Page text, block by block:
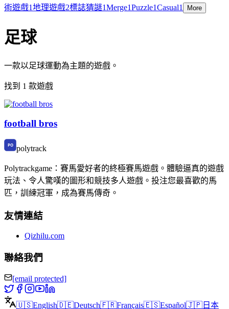
術遊戲1地理遊戲2標誌猜謎1Merge1Puzzle1Casual1 More
足球
一款以足球運動為主題的遊戲。
找到 1 款遊戲
football bros
polytrack
Polytrackgame：賽馬愛好者的終極賽馬遊戲。體驗逼真的遊戲
玩法、令人驚嘆的圖形和競技多人遊戲。投注您最喜歡的馬
匹，訓練冠軍，成為賽馬傳奇。
友情連結
Qizhilu.com
聯絡我們
[email protected]
🇺🇸English🇩🇪Deutsch🇫🇷Français🇪🇸Español🇯🇵 日本